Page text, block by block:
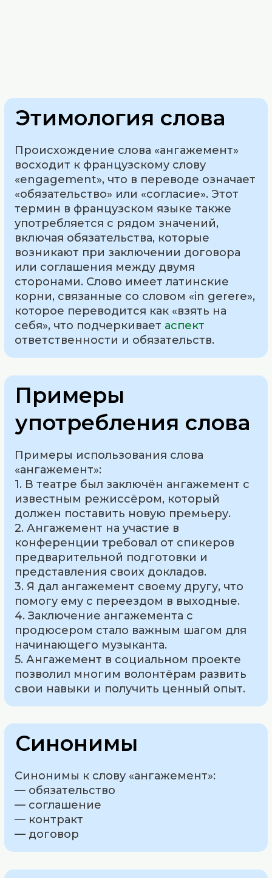
Этимология слова
Происхождение слова «ангажемент»
восходит к французскому слову
«engagement», что в переводе означает
«обязательство» или «согласие». Этот
термин в французском языке также
употребляется с рядом значений,
включая обязательства, которые
возникают при заключении договора
или соглашения между двумя
сторонами. Слово имеет латинские
корни, связанные со словом «in gerere»,
которое переводится как «взять на
себя», что подчеркивает аспект
ответственности и обязательств.
Примеры
употребления слова
Примеры использования слова
«ангажемент»:
1. В театре был заключён ангажемент с
известным режиссёром, который
должен поставить новую премьеру.
2. Ангажемент на участие в
конференции требовал от спикеров
предварительной подготовки и
представления своих докладов.
3. Я дал ангажемент своему другу, что
помогу ему с переездом в выходные.
4. Заключение ангажемента с
продюсером стало важным шагом для
начинающего музыканта.
5. Ангажемент в социальном проекте
позволил многим волонтёрам развить
свои навыки и получить ценный опыт.
Синонимы
Синонимы к слову «ангажемент»:
— обязательство
— соглашение
— контракт
— договор